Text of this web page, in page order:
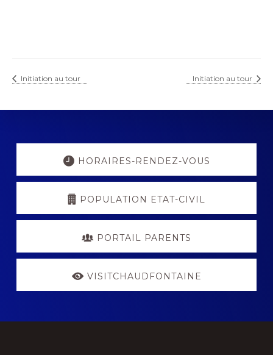
Initiation au tour Initiation au tour
Explore
HORAIRES-RENDEZ-VOUS
POPULATION ETAT-CIVIL
PORTAIL PARENTS
VISITCHAUDFONTAINE